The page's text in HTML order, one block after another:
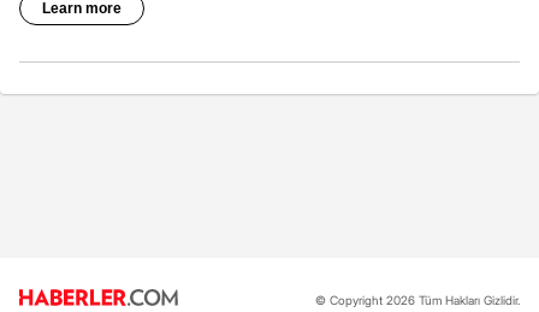
© Copyright 2026 Tüm Hakları Gizlidir.